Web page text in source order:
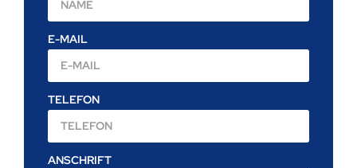
E-MAIL
TELEFON
ANSCHRIFT